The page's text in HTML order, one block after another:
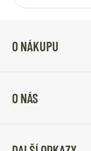
O NÁKUPU
O NÁS